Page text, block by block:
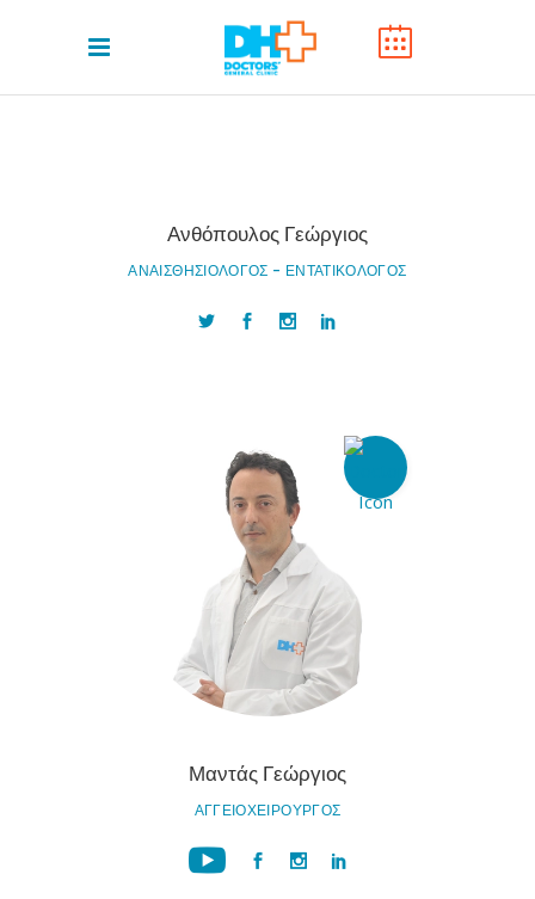
Ανθόπουλος Γεώργιος
ΑΝΑΙΣΘΗΣΙΟΛΟΓΟΣ - ΕΝΤΑΤΙΚΟΛΟΓΟΣ
Μαντάς Γεώργιος
ΑΓΓΕΙΟΧΕΙΡΟΥΡΓΟΣ